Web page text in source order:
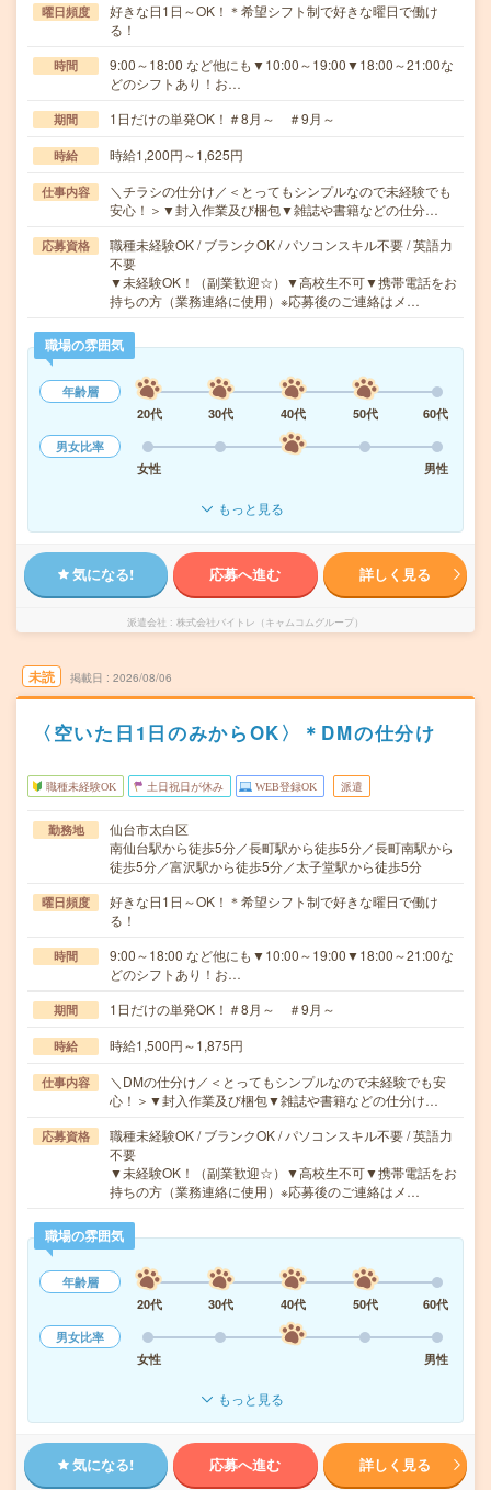
曜日頻度
好きな日1日～OK！＊希望シフト制で好きな曜日で働け
る！
時間
9:00～18:00 など他にも▼10:00～19:00▼18:00～21:00な
どのシフトあり！お…
期間 1日だけの単発OK！＃8月～ ＃9月～
時給 時給1,200円～1,625円
仕事内容
＼チラシの仕分け／＜とってもシンプルなので未経験でも
安心！＞▼封入作業及び梱包▼雑誌や書籍などの仕分…
応募資格
職種未経験OK / ブランクOK / パソコンスキル不要 / 英語力
不要
▼未経験OK！（副業歓迎☆）▼高校生不可▼携帯電話をお
持ちの方（業務連絡に使用）※応募後のご連絡はメ…
職場の雰囲気
年齢層
20代
30代 40代 50代
60代
男女比率
女性
男性
もっと見る
気になる! 応募へ進む 詳しく見る
派遣会社 株式会社バイトレ（キャムコムグループ）
未読 掲載日 2026/08/06
〈空いた日1日のみからOK〉＊DMの仕分け
職種未経験OK 土日祝日が休み WEB登録OK 派遣
勤務地
仙台市太白区
南仙台駅から徒歩5分／長町駅から徒歩5分／長町南駅から
徒歩5分／富沢駅から徒歩5分／太子堂駅から徒歩5分
曜日頻度
好きな日1日～OK！＊希望シフト制で好きな曜日で働け
る！
時間
9:00～18:00 など他にも▼10:00～19:00▼18:00～21:00な
どのシフトあり！お…
期間 1日だけの単発OK！＃8月～ ＃9月～
時給 時給1,500円～1,875円
仕事内容
＼DMの仕分け／＜とってもシンプルなので未経験でも安
心！＞▼封入作業及び梱包▼雑誌や書籍などの仕分け…
応募資格
職種未経験OK / ブランクOK / パソコンスキル不要 / 英語力
不要
▼未経験OK！（副業歓迎☆）▼高校生不可▼携帯電話をお
持ちの方（業務連絡に使用）※応募後のご連絡はメ…
職場の雰囲気
年齢層
20代
30代 40代 50代
60代
男女比率
女性
男性
もっと見る
気になる! 応募へ進む 詳しく見る